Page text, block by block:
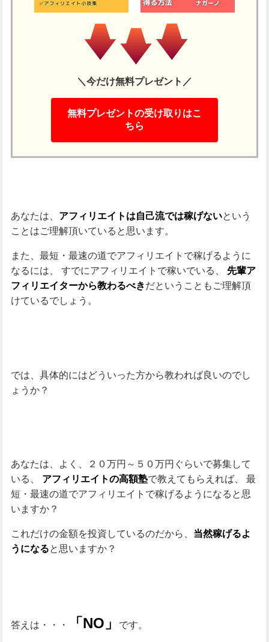
＼今だけ無料プレゼント／
無料プレゼントの受け取りはこ
ちら
あなたは、 アフィリエイトは自己流では稼げないという
ことはご理解頂いていると思います。
また、最短・最速の道でアフィリエイトで稼げるように
なるには、
すでにアフィリエイトで稼いでいる、
先輩ア
フィリエイターから教わるべきだということもご理解頂
けているでしょう。
では、具体的にはどういった方から教われば良いのでし
ょうか？
あなたは、よく、２０万円～５０万円ぐらいで募集して
いる、
アフィリエイトの高額塾で教えてもらえれば、
最
短・最速の道でアフィリエイトで稼げるようになると思
いますか？
これだけの金額を投資しているのだから、
当然稼げるよ
うになると思いますか？
答えは・・・ 「NO」 です。